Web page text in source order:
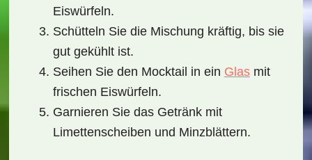
Eiswürfeln.
Schütteln Sie die Mischung kräftig, bis sie
gut gekühlt ist.
Seihen Sie den Mocktail in ein Glasmit
frischen Eiswürfeln.
Garnieren Sie das Getränk mit
Limettenscheiben und Minzblättern.